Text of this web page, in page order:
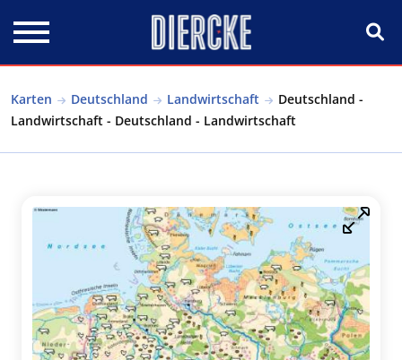
Karten Deutschland Landwirtschaft
Deutschland -
Landwirtschaft - Deutschland - Landwirtschaft